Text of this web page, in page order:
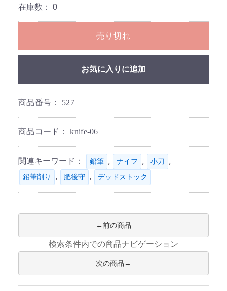
在庫数： 0
売り切れ
お気に入りに追加
商品番号： 527
商品コード：knife-06
関連キーワード： 鉛筆 , ナイフ , 小刀 ,
鉛筆削り , 肥後守 , デッドストック
前の商品
検索条件内での商品ナビゲーション
次の商品